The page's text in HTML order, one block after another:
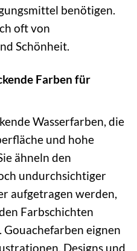
benötigen.
oft von
Schönheit.
Farben für
Wasserfarben, die
und hohe
ähneln den
undurchsichtiger
aufgetragen werden,
Farbschichten
Gouachefarben eignen
Designs und